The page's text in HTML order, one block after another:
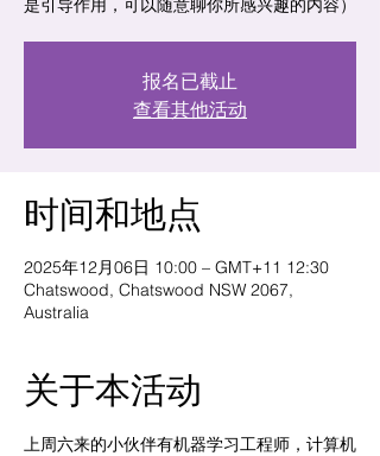
是引导作用，可以随意聊你所感兴趣的内容）
报名已截止
查看其他活动
时间和地点
2025年12月06日 10:00 – GMT+11 12:30
Chatswood, Chatswood NSW 2067,
Australia
关于本活动
上周六来的小伙伴有机器学习工程师，计算机